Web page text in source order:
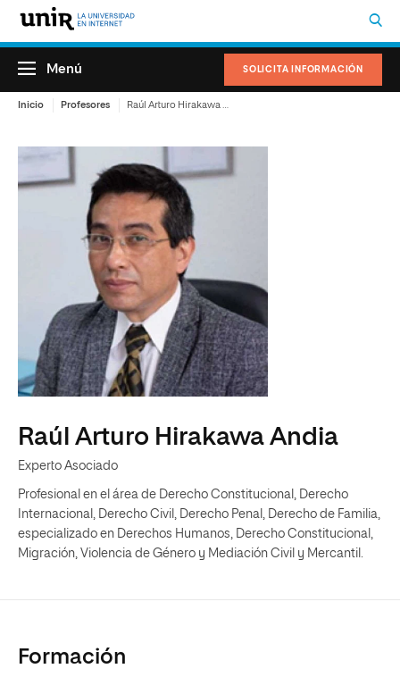
SOLICITA INFORMACIÓN
Menú
Inicio Profesores
Raúl Arturo Hirakawa Andia
Experto Asociado
Profesional en el área de Derecho Constitucional, Derecho
Internacional, Derecho Civil, Derecho Penal, Derecho de Familia,
especializado en Derechos Humanos, Derecho Constitucional,
Migración, Violencia de Género y Mediación Civil y Mercantil.
Formación